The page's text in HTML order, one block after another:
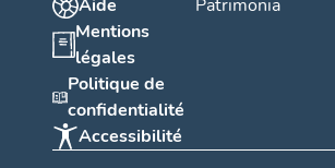
Aide
Mentions
légales
Politique de
confidentialité
Accessibilité
Patrimonia